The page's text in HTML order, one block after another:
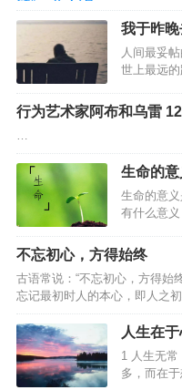
男友微妙
也一点都不
高中毕业后
学习厨师
流的厨师水
工，主要
面积也不
较累，但老
我于昨晚
人间最妥
世上最远
照顾；他们
离；他们
错了。8月
双双死亡多
前，这对
而有尊严的
行为艺术家阿布和乌雷
…
生命的
生命的意
有什么意
道为了什么
殚精竭虑，
忙碌碌，
银几两日
逝去、分
断面临病苦
不下，等
没意思。
不忘初心，方得始终
古语常说：“不忘初心，方得始
忘记最初时人的本心，即人之
来就是指不要被现实打败了梦
往是这样：也许你原本觉得拥
觉得完成了某件事，这一阶段
在所想要得到的一切就是最终
样，当你实现了最初的愿望，
人生在
1 人生无
多，而在